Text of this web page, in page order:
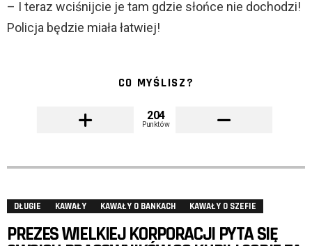
– I teraz wciśnijcie je tam gdzie słońce nie dochodzi!
Policja będzie miała łatwiej!
CO MYŚLISZ?
204
Punktów
DŁUGIE KAWAŁY KAWAŁY O BANKACH KAWAŁY O SZEFIE
PREZES WIELKIEJ KORPORACJI PYTA SIĘ